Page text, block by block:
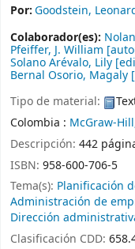
Por:Goodstein,
Colaborador(es):
Pfeiffer, J. William
Solano Arévalo, Lily
Bernal Osorio, Magaly
Tipo de material:
Colombia : McGraw-
Descripción: 442
ISBN: 958-600-706-5
Tema(s): Planificación
Administración de
Dirección
Clasificación CDD: